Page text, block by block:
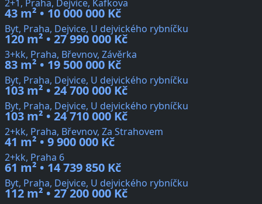
2+1, Praha, Dejvice, Kafkova
43 m² • 10 000 000 Kč
Byt, Praha, Dejvice, U dejvického rybníčku
120 m² • 27 990 000 Kč
3+kk, Praha, Břevnov, Závěrka
83 m² • 19 500 000 Kč
Byt, Praha, Dejvice, U dejvického rybníčku
103 m² • 24 700 000 Kč
Byt, Praha, Dejvice, U dejvického rybníčku
103 m² • 24 710 000 Kč
2+kk, Praha, Břevnov, Za Strahovem
41 m² • 9 900 000 Kč
2+kk, Praha 6
61 m² • 14 739 850 Kč
Byt, Praha, Dejvice, U dejvického rybníčku
112 m² • 27 200 000 Kč